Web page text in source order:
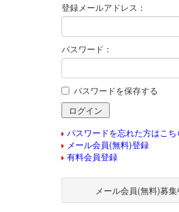
登録メールアドレス：
パスワード：
パスワードを保存する
パスワードを忘れた方はこち
メール会員(無料)登録
有料会員登録
メール会員(無料)募集